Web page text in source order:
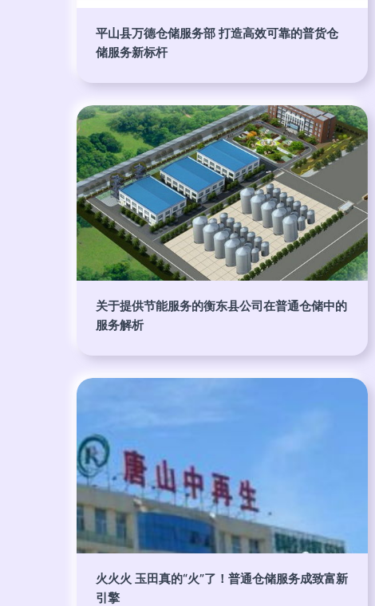
平山县万德仓储服务部 打造高效可靠的普货仓
储服务新标杆
关于提供节能服务的衡东县公司在普通仓储中的
服务解析
火火火 玉田真的“火”了！普通仓储服务成致富新
引擎